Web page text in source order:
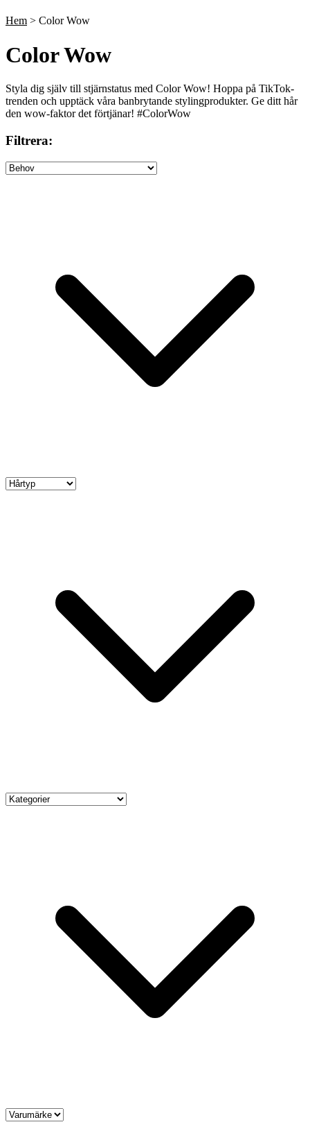
Hem > Color Wow
Color Wow
Styla dig själv till stjärnstatus med Color Wow! Hoppa på TikTok-
trenden och upptäck våra banbrytande stylingprodukter. Ge ditt hår
den wow-faktor det förtjänar! #ColorWow
Filtrera: